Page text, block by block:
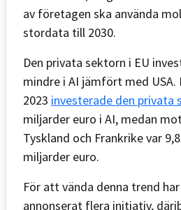
av företagen ska använda
stordata till 2030.
Den privata sektorn i EU
mindre i AI jämfört med USA.
2023 investerade den privata
miljarder euro i AI, medan
Tyskland och Frankrike var
miljarder euro.
För att vända denna trend
annonserat flera initiativ,